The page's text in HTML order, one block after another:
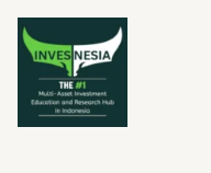
Skip
content